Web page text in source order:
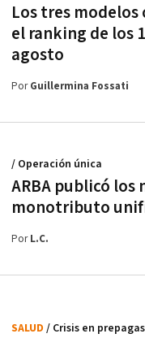
Los tres
el ranking de los
agosto
PorGuillermina Fossati
ARBA publicó los
monotributo
/ Operación única
PorL.C.
SALUD / Crisis en prepagas